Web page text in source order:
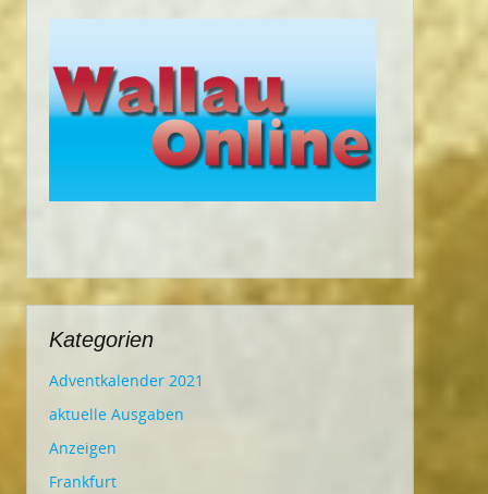
Kategorien
Adventkalender 2021
aktuelle Ausgaben
Anzeigen
Frankfurt